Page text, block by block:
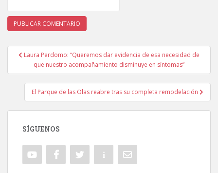
Navegación de entradas
Laura Perdomo: “Queremos dar evidencia de esa necesidad de
que nuestro acompañamiento disminuye en síntomas”
El Parque de las Olas reabre tras su completa remodelación
SÍGUENOS